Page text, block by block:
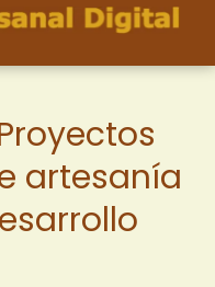
artesanía